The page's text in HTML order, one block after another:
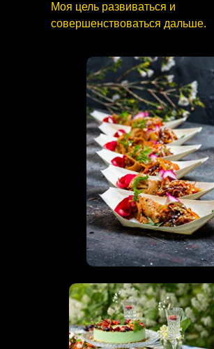
Моя цель развиваться и
совершенствоваться дальше.